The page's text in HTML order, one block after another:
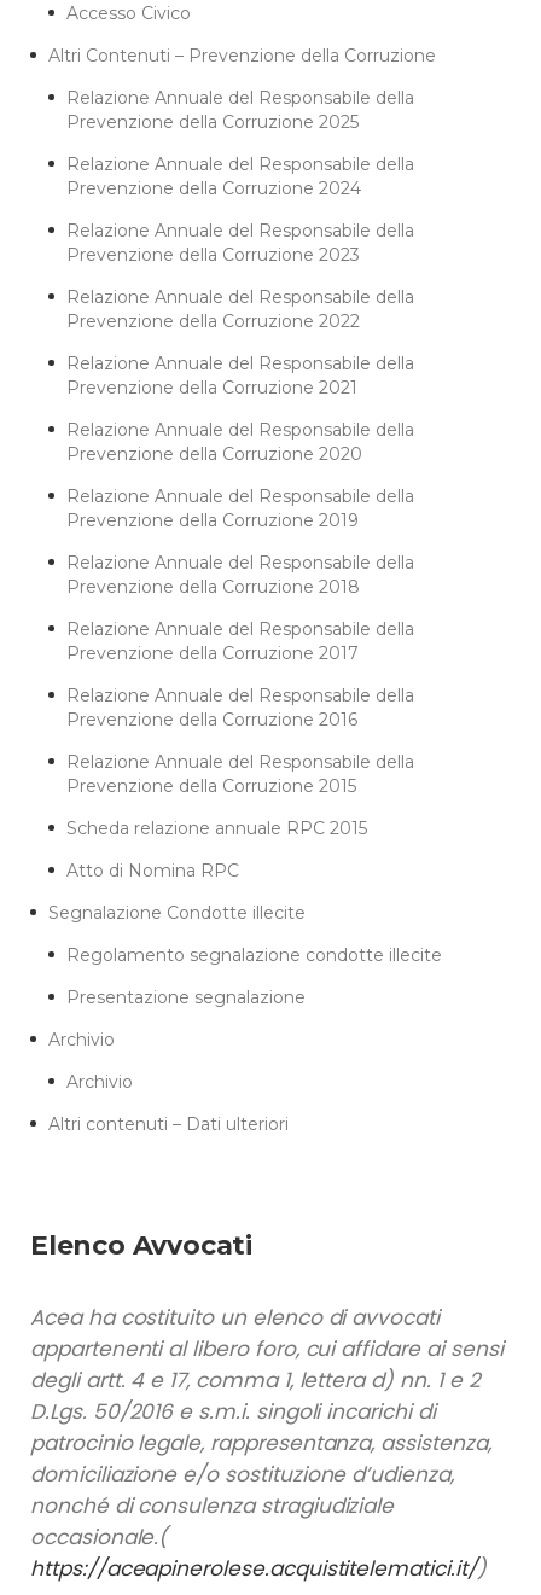
Accesso Civico
Altri Contenuti – Prevenzione della Corruzione
Relazione Annuale del Responsabile della
Prevenzione della Corruzione 2025
Relazione Annuale del Responsabile della
Prevenzione della Corruzione 2024
Relazione Annuale del Responsabile della
Prevenzione della Corruzione 2023
Relazione Annuale del Responsabile della
Prevenzione della Corruzione 2022
Relazione Annuale del Responsabile della
Prevenzione della Corruzione 2021
Relazione Annuale del Responsabile della
Prevenzione della Corruzione 2020
Relazione Annuale del Responsabile della
Prevenzione della Corruzione 2019
Relazione Annuale del Responsabile della
Prevenzione della Corruzione 2018
Relazione Annuale del Responsabile della
Prevenzione della Corruzione 2017
Relazione Annuale del Responsabile della
Prevenzione della Corruzione 2016
Relazione Annuale del Responsabile della
Prevenzione della Corruzione 2015
Scheda relazione annuale RPC 2015
Atto di Nomina RPC
Segnalazione Condotte illecite
Regolamento segnalazione condotte illecite
Presentazione segnalazione
Archivio
Archivio
Altri contenuti – Dati ulteriori
Elenco Avvocati
Acea ha costituito un elenco di avvocati
appartenenti al libero foro, cui affidare ai sensi
degli artt. 4 e 17, comma 1, lettera d) nn. 1 e 2
D.Lgs. 50/2016 e s.m.i. singoli incarichi di
patrocinio legale, rappresentanza, assistenza,
domiciliazione e/o sostituzione d’udienza,
nonché di consulenza stragiudiziale
occasionale.(
https://aceapinerolese.acquistitelematici.it/)